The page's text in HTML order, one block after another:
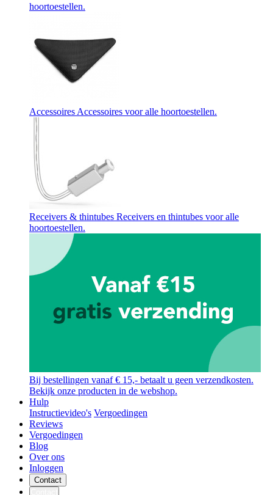
hoortoestellen.
Accessoires Accessoires voor alle hoortoestellen.
Receivers & thintubes Receivers en thintubes voor alle
hoortoestellen.
Bij bestellingen vanaf € 15,- betaalt u geen verzendkosten.
Bekijk onze producten in de webshop.
Hulp
Instructievideo's Vergoedingen
Reviews
Vergoedingen
Blog
Over ons
Inloggen
Contact